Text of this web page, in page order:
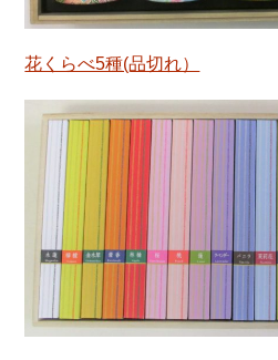
花くらべ5種(品切れ）